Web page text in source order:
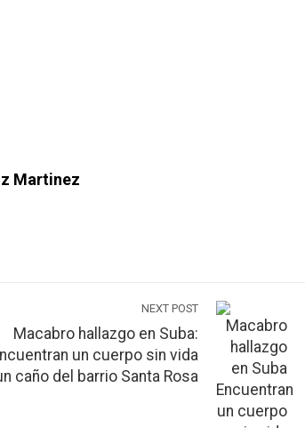
Martinez
NEXT POST
Macabro hallazgo en Suba:
un cuerpo sin vida
caño del barrio Santa Rosa